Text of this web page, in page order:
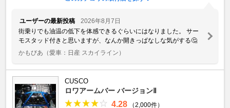
ユーザーの最新投稿
2026年8月7日
街乗りでも油温の低下を体感できるぐらいにはなりました。 サー
モスタッド付きと思いますが、なんか開きっぱなしな気がする🤔
かもびあ （愛車：日産 スカイライン）
CUSCO
ロワアームバー バージョンⅡ
4.28 （2,000件）